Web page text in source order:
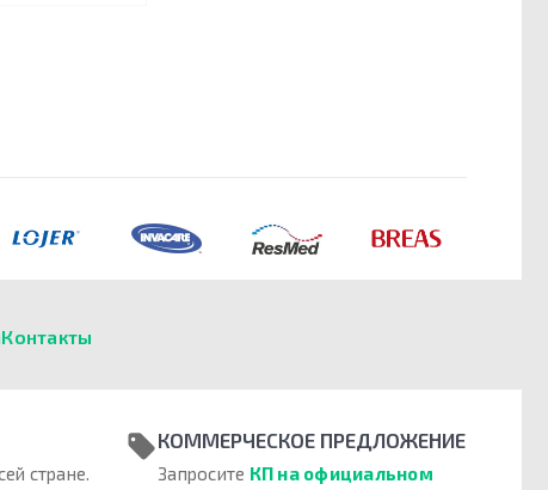
Контакты
стране.
КОММЕРЧЕСКОЕ ПРЕДЛОЖЕНИЕ
Запросите КП на официальном